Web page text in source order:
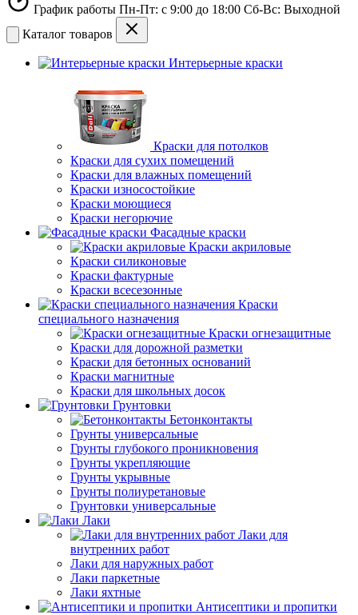
График работы Пн-Пт: с 9:00 до 18:00 Сб-Вс: Выходной
Каталог товаров
Интерьерные краски
Краски для потолков
Краски для сухих помещений
Краски для влажных помещений
Краски износостойкие
Краски моющиеся
Краски негорючие
Фасадные краски
Краски акриловые
Краски силиконовые
Краски фактурные
Краски всесезонные
Краски
специального назначения
Краски огнезащитные
Краски для дорожной разметки
Краски для бетонных оснований
Краски магнитные
Краски для школьных досок
Грунтовки
Бетонконтакты
Грунты универсальные
Грунты глубокого проникновения
Грунты укрепляющие
Грунты укрывные
Грунты полиуретановые
Грунтовки универсальные
Лаки
Лаки для
внутренних работ
Лаки для наружных работ
Лаки паркетные
Лаки яхтные
Антисептики и пропитки